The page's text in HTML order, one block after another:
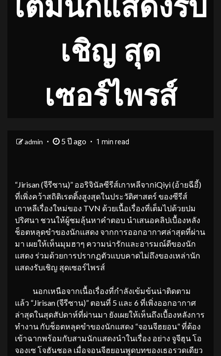
เชิญ สุด
เซอร์ไพรส์
admin 5 ปี ago 1 min read
“Jirisan (จีรีซาน)” ออริจินัลซีรีส์เกาหลีจากiQiyi (อ้ายฉีอี้)
ที่เพิ่งคว้าสถิติเรตติ้งสูงสุดในประวัติศาสตร์ ของซีรีส์
เกาหลีเรื่องใหม่ของ TVN ด้วยเนื้อเรื่องที่เต็มไปด้วยปม
ปริศนา ชวนให้ผู้ชมลุ้นหาคำตอบ นำเสนอคลิปเบื้องหลัง
ช็อตหลุดขำของนักแสดง จากการออกอากาศล่าสุดที่ผ่าน
มา เผยให้เห็นมุมฮาๆ ความน่ารักและอารมณ์ดีของนัก
แสดง ร่วมด้วยการปรากฏตัวแบบคาดไม่ถึงของเหล่านัก
แสดงรับเชิญ สุดเซอร์ไพรส์
นอกเหนือจากเนื้อเรื่องที่กำลังเข้มข้นน่าติดตาม
แล้ว “Jirisan (จีรีซาน)” ตอนที่ 5 และ 6 ที่เพิ่งออกอากาศ
ล่าสุดในสุดสัปดาห์ที่ผ่านมา ยังเผยให้เห็นถึงเบื้องหลังการ
ทำงาน กับช็อตหลุดขำของนักแสดง “จอนจีฮยอน” ที่ต้อง
เข้าฉากพร้อมกับสามนักแสดงนำในเรื่อง อย่าง จูจีฮุน โอ
จองเซ โจฮันชอล เมื่อจอนจีฮยอนพูดบทของเธอรวดเดียว